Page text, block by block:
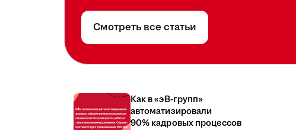
Смотреть все статьи
Как в «эВ-групп»
автоматизировали
90% кадровых процессов